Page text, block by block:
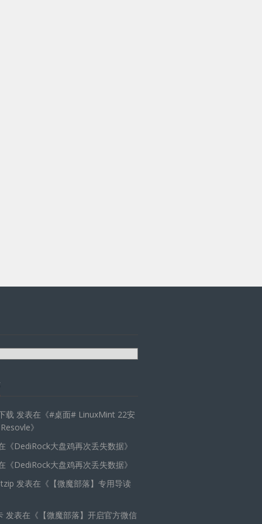
载 发表在《#桌面# LinuxMint 22安
》
《DediRock大盘鸡再次丢失数据》
《DediRock大盘鸡再次丢失数据》
发表在《 【微魔部落】专用导读
发表在《 【微魔部落】开启官方微信